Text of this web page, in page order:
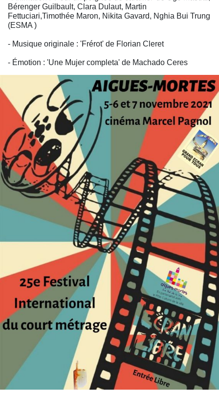
Bérenger Guilbault, Clara Dulaut, Martin
Fettuciari,Timothée Maron, Nikita Gavard, Nghia Bui Trung
(ESMA )
- Musique originale : 'Frérot' de Florian Cleret
- Émotion : 'Une Mujer completa' de Machado Ceres